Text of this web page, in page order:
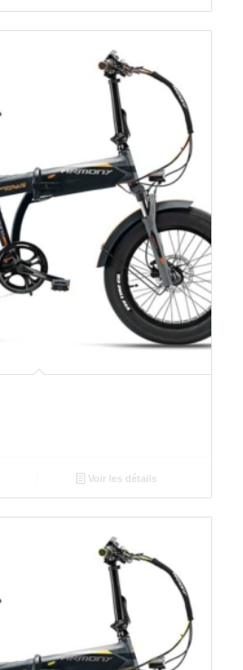
Voir les détails